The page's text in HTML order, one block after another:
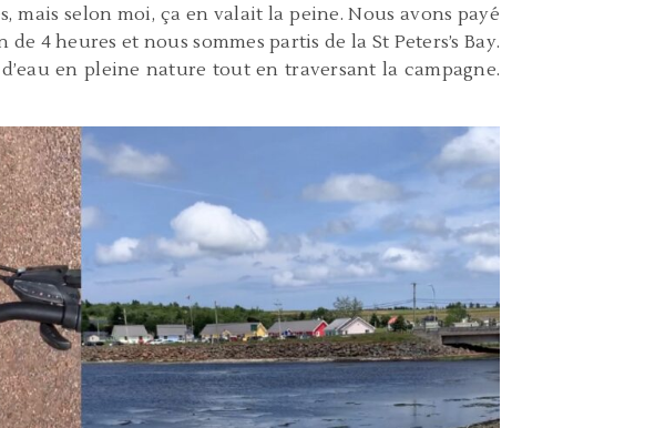
mais selon moi, ça en valait la peine. Nous avons payé
4 heures et nous sommes partis de la St Peters’s Bay.
en pleine nature tout en traversant la campagne.